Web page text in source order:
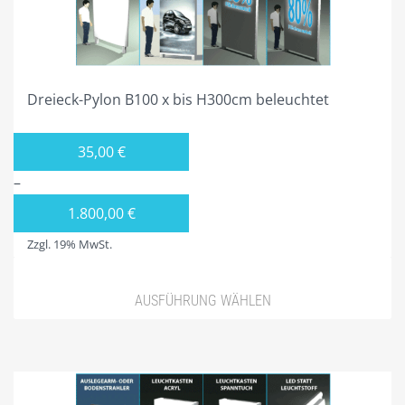
VIERECK PYLONE B300CM BELEUCHTET
PROJEKTIERUNG
GALERIE
SHOP NUR FÜR GEWERBETREIBENDE!
DIVISIONSPARTNER
PLZ 1
Dreieck-Pylon B100 x bis H300cm beleuchtet
35,00€
–
1.800,00€
Zzgl. 19% MwSt.
AUSFÜHRUNG WÄHLEN